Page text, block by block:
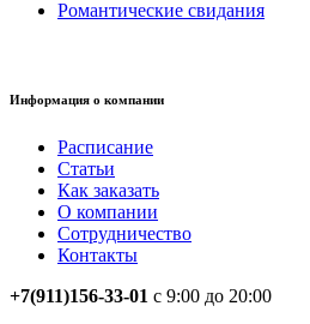
Романтические свидания
Информация о компании
Расписание
Статьи
Как заказать
О компании
Сотрудничество
Контакты
+7(911)156-33-01 с 9:00 до 20:00